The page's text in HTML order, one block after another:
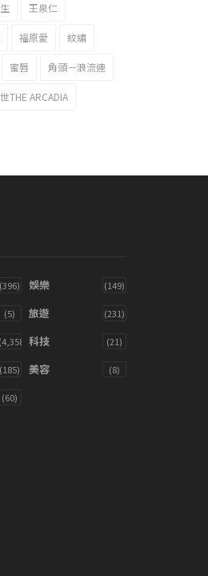
王泉仁
福原愛 紋繡
蜜唇 角頭－浪流連
THE ARCADIA
(396) 娛樂 (149)
(5) 旅遊 (231)
(4,358) 科技 (21)
(185) 美容 (8)
(60)